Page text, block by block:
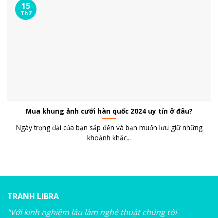
Mua khung ảnh cưới hàn quốc 2024 uy tín ở đâu?
Ngày trọng đại của bạn sắp đến và bạn muốn lưu giữ những
khoảnh khắc...
15
Th7
TRANH LIBRA
"Với kinh nghiệm lâu làm nghệ thuật chúng tôi